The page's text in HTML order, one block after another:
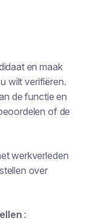
en maak
wilt verifiëren.
de functie en
of de
werkverleden
over
: